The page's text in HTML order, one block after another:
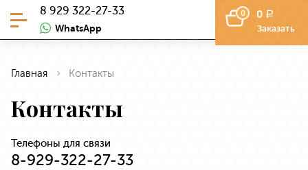
8 929 322-27-33
WhatsApp
0 0 a
Заказать
Главная Контакты
Контакты
Телефоны для связи
8-929-322-27-33